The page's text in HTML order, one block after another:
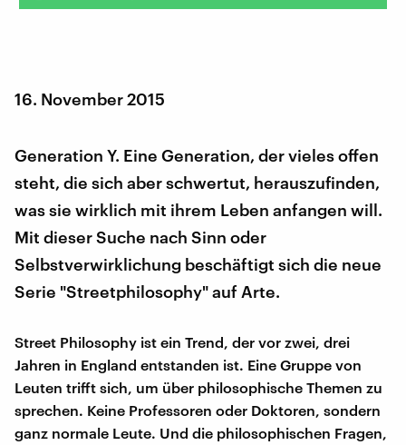
16. November 2015
Generation Y. Eine Generation, der vieles offen
steht, die sich aber schwertut, herauszufinden,
was sie wirklich mit ihrem Leben anfangen will.
Mit dieser Suche nach Sinn oder
Selbstverwirklichung beschäftigt sich die neue
Serie "Streetphilosophy" auf Arte.
Street Philosophy ist ein Trend, der vor zwei, drei
Jahren in England entstanden ist. Eine Gruppe von
Leuten trifft sich, um über philosophische Themen zu
sprechen. Keine Professoren oder Doktoren, sondern
ganz normale Leute. Und die philosophischen Fragen,